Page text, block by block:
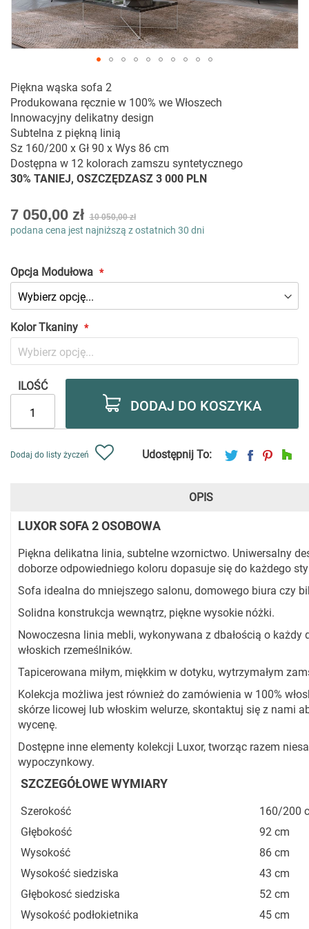
na
początek
galerii
Piękna wąska sofa 2
Produkowana ręcznie w 100% we Włoszech
Innowacyjny delikatny design
Subtelna z piękną linią
Sz 160/200 x Gł 90 x Wys 86 cm
Dostępna w 12 kolorach zamszu syntetycznego
30% TANIEJ, OSZCZĘDZASZ 3 000 PLN
As
low
7 050,00 zł 10 050,00 zł
podana cena jest najniższą z ostatnich 30 dni
Opcja Modułowa
Kolor Tkaniny
ILOŚĆ
DODAJ DO KOSZYKA
Dodaj do listy życzeń Udostępnij To:
OPIS
LUXOR SOFA 2 OSOBOWA
Piękna delikatna linia, subtelne wzornictwo. Uniwersalny
doborze odpowiedniego koloru dopasuje się do każdego
Sofa idealna do mniejszego salonu, domowego biura czy
Solidna konstrukcja wewnątrz, piękne wysokie nóżki.
Nowoczesna linia mebli, wykonywana z dbałością o każdy
włoskich rzemeślników.
Tapicerowana miłym, miękkim w dotyku, wytrzymałym
Kolekcja możliwa jest również do zamówienia w 100%
skórze licowej lub włoskim welurze, skontaktuj się z nami
wycenę.
Dostępne inne elementy kolekcji Luxor, tworząc razem
wypoczynkowy.
SZCZEGÓŁOWE WYMIARY
Szerokość
160/200
Głębokość
92 cm
Wysokość
86 cm
Wysokość siedziska
43 cm
Głębokosć siedziska
52 cm
Wysokość podłokietnika
45 cm